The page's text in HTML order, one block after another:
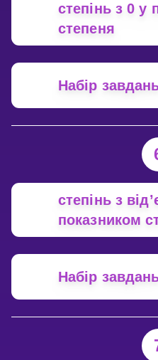
степінь з 0 у
степеня
Набір
степінь з
показником
Набір